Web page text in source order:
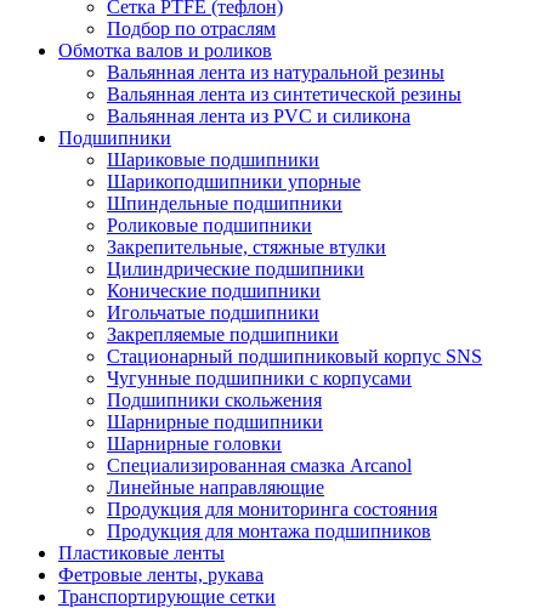
Сетка PTFE (тефлон)
Подбор по отраслям
Обмотка валов и роликов
Вальянная лента из натуральной резины
Вальянная лента из синтетической резины
Вальянная лента из PVC и силикона
Подшипники
Шариковые подшипники
Шарикоподшипники упорные
Шпиндельные подшипники
Роликовые подшипники
Закрепительные, стяжные втулки
Цилиндрические подшипники
Конические подшипники
Игольчатые подшипники
Закрепляемые подшипники
Стационарный подшипниковый корпус SNS
Чугунные подшипники с корпусами
Подшипники скольжения
Шарнирные подшипники
Шарнирные головки
Специализированная смазка Arcanol
Линейные направляющие
Продукция для мониторинга состояния
Продукция для монтажа подшипников
Пластиковые ленты
Фетровые ленты, рукава
Транспортирующие сетки